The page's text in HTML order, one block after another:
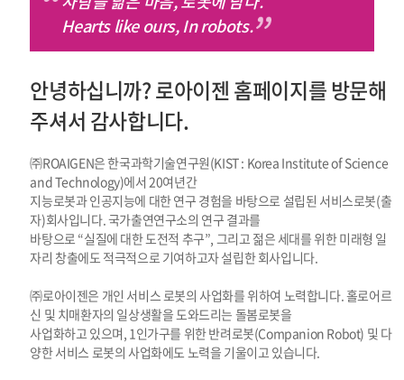
Hearts like ours, In robots.
안녕하십니까? 로아이젠 홈페이지를 방문해
주셔서 감사합니다.
㈜ROAIGEN은 한국과학기술연구원(KIST : Korea Institute of Science
and Technology)에서 20여년간
지능로봇과 인공지능에 대한 연구 경험을 바탕으로 설립된 서비스로봇(출
자)회사입니다. 국가출연연구소의 연구 결과를
바탕으로 “실질에 대한 도전적 추구”, 그리고 젊은 세대를 위한 미래형 일
자리 창출에도 적극적으로 기여하고자 설립한 회사입니다.
㈜로아이젠은 개인 서비스 로봇의 사업화를 위하여 노력합니다. 홀로어르
신 및 치매환자의 일상생활을 도와드리는 돌봄로봇을
사업화하고 있으며, 1인가구를 위한 반려로봇(Companion Robot) 및 다
양한 서비스 로봇의 사업화에도 노력을 기울이고 있습니다.